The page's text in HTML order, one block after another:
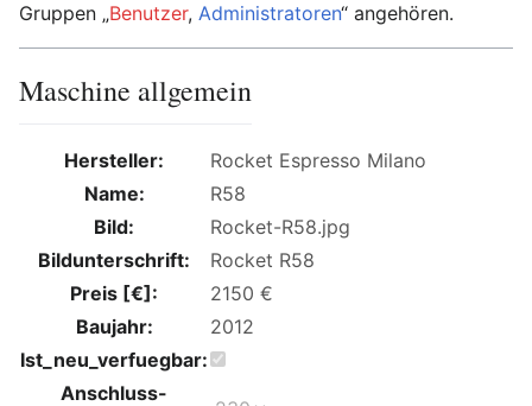
Gruppen „Benutzer, Administratoren“ angehören.
Maschine allgemein
Hersteller:
Name:
Bild:
Bildunterschrift:
Preis [€]:
Baujahr:
Ist_neu_verfuegbar:
Anschluss-